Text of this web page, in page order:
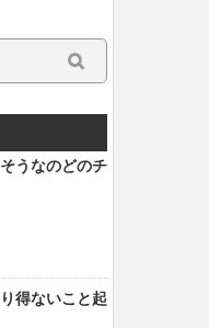
うなのどのチ
得ないこと起